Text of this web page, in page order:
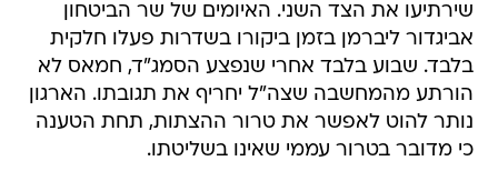
שירתיעו את הצד השני. האיומים של שר הביטחון
אביגדור ליברמן בזמן ביקורו בשדרות פעלו חלקית
בלבד. שבוע בלבד אחרי שנפצע הסמג"ד, חמאס לא
הורתע מהמחשבה שצה"ל יחריף את תגובתו. הארגון
נותר להוט לאפשר את טרור ההצתות, תחת הטענה
כי מדובר בטרור עממי שאינו בשליטתו.